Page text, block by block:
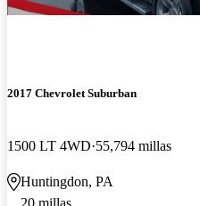
2017 Chevrolet Suburban
1500 LT 4WD 55,794 millas
Huntingdon, PA